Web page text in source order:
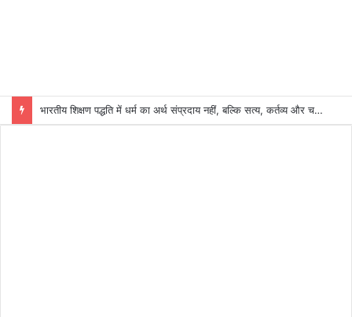
भारतीय शिक्षण पद्धति में धर्म का अर्थ संप्रदाय नहीं, बल्कि सत्य, कर्तव्य और चरित्र निर्माण है: विजय प्रकाश